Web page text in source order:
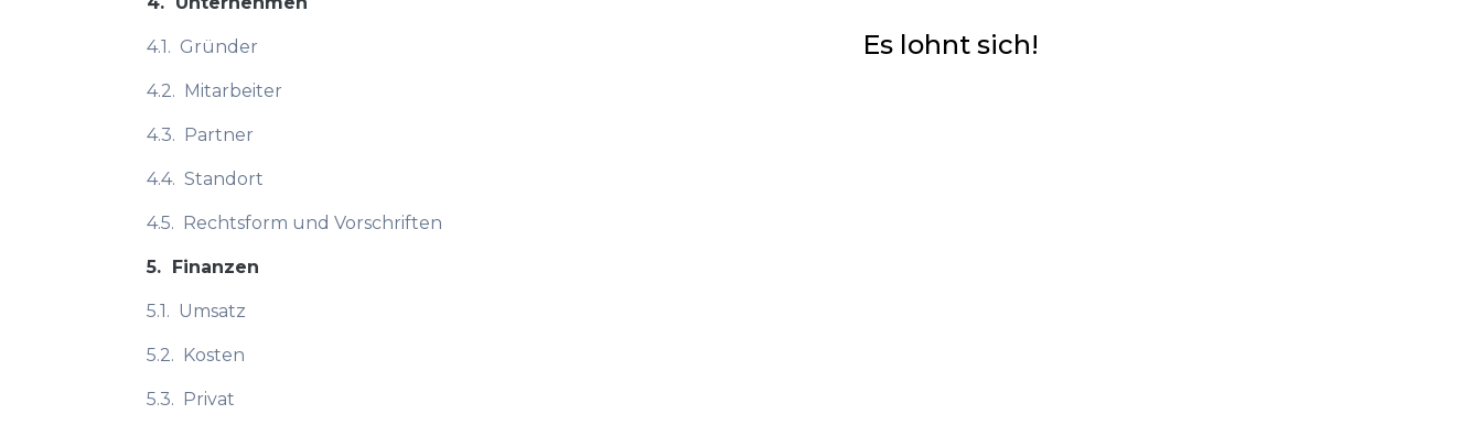
4.1. Gründer
4.2. Mitarbeiter
4.3. Partner
4.4. Standort
4.5. Rechtsform und Vorschriften
5. Finanzen
5.1. Umsatz
5.2. Kosten
5.3. Privat
Es lohnt sich!